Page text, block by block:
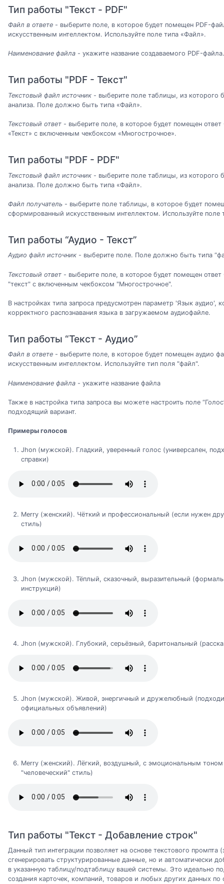
Тип работы "Текст - PDF"
Файл в ответе - выберите поле, в которое будет помещен PDF-
искусственным интеллектом. Используйте поле типа «Файл».
Наименование файла - укажите название создаваемого PDF-файла.
Тип работы "PDF - Текст"
Текстовый файл источник - выберите поле таблицы, из которого
анализа. Поле должно быть типа «Файл».
Текстовый ответ - выберите поле, в которое будет помещен ответ
«Текст» с включенным чекбоксом «Многострочное».
Тип работы "PDF - PDF"
Текстовый файл источник - выберите поле таблицы, из которого
анализа. Поле должно быть типа «Файл».
Файл получатель - выберите поле таблицы, в которое будет
сформированный искусственным интеллектом. Используйте поле
Тип работы “Аудио - Текст”
Аудио файл источник - выберите поле. Поле должно быть типа
Текстовый ответ - выберите поле, в которое будет помещен ответ
"текст" с включенным чекбоксом "Многострочное".
В настройках типа запроса предусмотрен параметр 'Язык аудио',
корректного распознавания языка в загружаемом аудиофайле.
Тип работы “Текст - Аудио”
Файл в ответе - выберите поле, в которое будет помещен аудио
искусственным интеллектом. Используйте тип поля "файл".
Наименование файла - укажите название файла
Также в настройка типа запроса вы можете настроить поле
подходящий вариант.
Примеры голосов
Jhon (мужской). Гладкий, уверенный голос (универсален,
справки)
Merry (женский). Чёткий и профессиональный (если нужен
стиль)
Jhon (мужской). Тёплый, сказочный, выразительный
инструкций)
Jhon (мужской). Глубокий, серьёзный, баритональный
Jhon (мужской). Живой, энергичный и дружелюбный
официальных объявлений)
Merry (женский). Лёгкий, воздушный, с эмоциональным
"человеческий" стиль)
Тип работы "Текст - Добавление строк"
Данный тип интеграции позволяет на основе текстового промпта
сгенерировать структурированные данные, но и автоматически
в указанную таблицу/подтаблицу вашей системы. Это идеально
создания карточек, компаний, товаров и любых других данных по